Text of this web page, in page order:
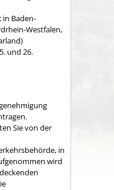
in Baden-
Westfalen,
und 26.
Sie von der
in
wird